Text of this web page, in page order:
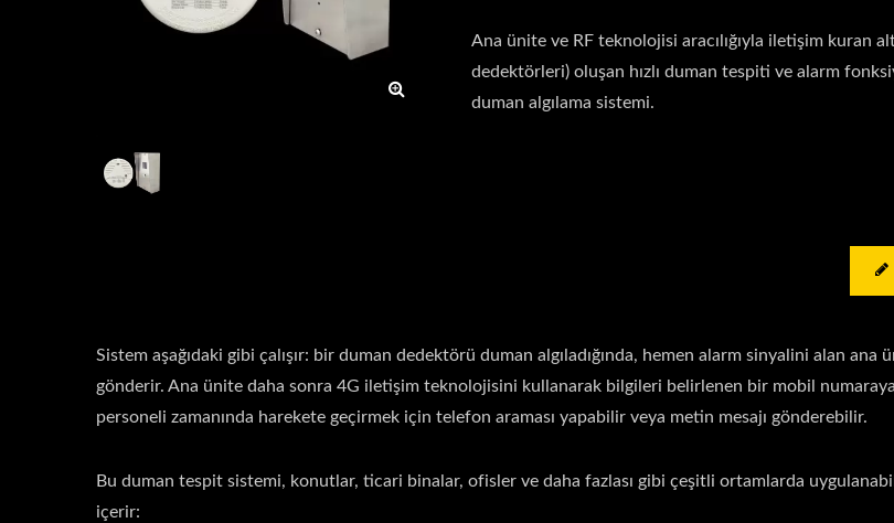
Ana ünite ve RF teknolojisi aracılığıyla iletişim kuran
dedektörleri) oluşan hızlı duman tespiti ve alarm
duman algılama sistemi.
Sistem aşağıdaki gibi çalışır: bir duman dedektörü duman algıladığında, hemen alarm sinyalini alan ana
gönderir. Ana ünite daha sonra 4G iletişim teknolojisini kullanarak bilgileri belirlenen bir mobil
personeli zamanında harekete geçirmek için telefon araması yapabilir veya metin mesajı gönderebilir.
Bu duman tespit sistemi, konutlar, ticari binalar, ofisler ve daha fazlası gibi çeşitli ortamlarda
içerir: